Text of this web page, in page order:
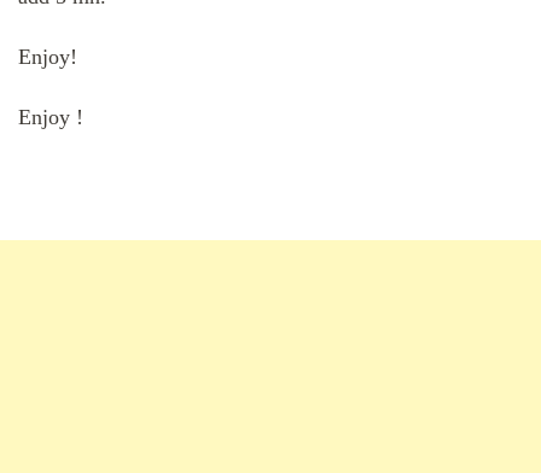
Enjoy!
Enjoy !